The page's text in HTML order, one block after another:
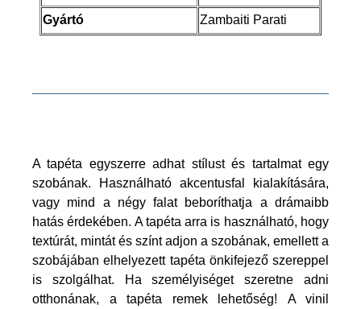
Gyártó
Zambaiti Parati
A tapéta egyszerre adhat stílust és tartalmat egy
szobának. Használható akcentusfal kialakítására,
vagy mind a négy falat beboríthatja a drámaibb
hatás érdekében. A tapéta arra is használható, hogy
textúrát, mintát és színt adjon a szobának, emellett a
szobájában elhelyezett tapéta önkifejező szereppel
is szolgálhat. Ha személyiséget szeretne adni
otthonának, a tapéta remek lehetőség! A vinil